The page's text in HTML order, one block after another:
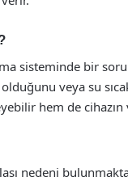
sisteminde bir
veya su
hem de
nedeni